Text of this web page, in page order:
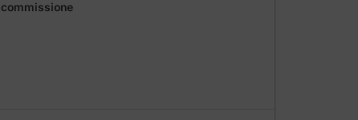
commissione